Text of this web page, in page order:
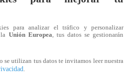
para analizar el tráfico y personalizar
Unión Europea , tus datos se gestionarán
se utilizan tus datos te invitamos leer nuestra